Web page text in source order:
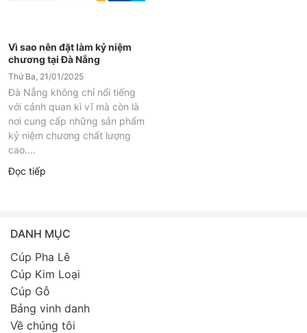
Vì sao nên đặt làm kỷ niệm
chương tại Đà Nẵng
Thứ Ba, 21/01/2025
Đà Nẵng không chỉ nổi tiếng
với cảnh quan kì vĩ mà còn là
nơi cung cấp những sản phẩm
kỷ niệm chương chất lượng
cao....
Đọc tiếp
DANH MỤC
Cúp Pha Lê
Cúp Kim Loại
Cúp Gỗ
Bảng vinh danh
Về chúng tôi